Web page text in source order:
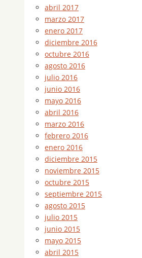
abril 2017
marzo 2017
enero 2017
diciembre 2016
octubre 2016
agosto 2016
julio 2016
junio 2016
mayo 2016
abril 2016
marzo 2016
febrero 2016
enero 2016
diciembre 2015
noviembre 2015
octubre 2015
septiembre 2015
agosto 2015
julio 2015
junio 2015
mayo 2015
abril 2015